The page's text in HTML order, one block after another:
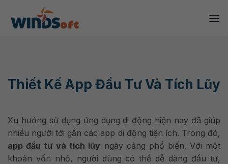
content
Thiết Kế App Đầu Tư Và Tích Lũy
Xu hướng sử dụng ứng dụng di động hiện nay đã giúp
nhiều người tới gần các app di động tiện ích. Trong đó,
app đầu tư và tích lũy ngày cảng phổ biến. Với một
khoản vốn nhỏ, người dùng có thể dễ dàng đầu tư,